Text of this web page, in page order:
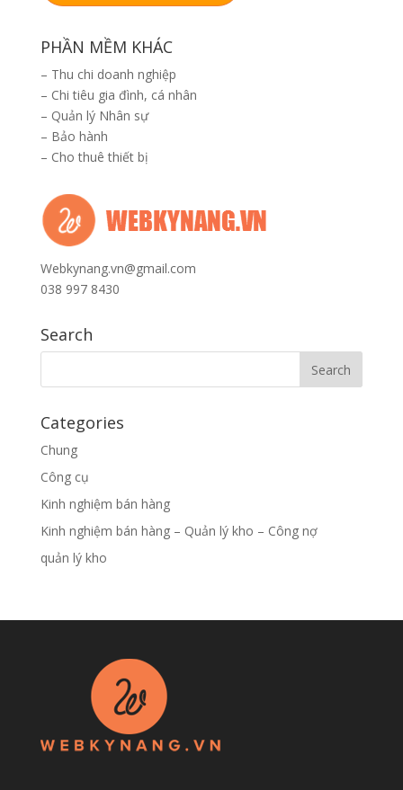
PHẦN MỀM KHÁC
– Thu chi doanh nghiệp
– Chi tiêu gia đình, cá nhân
– Quản lý Nhân sự
– Bảo hành
– Cho thuê thiết bị
Webkynang.vn@gmail.com
038 997 8430
Search
Categories
Chung
Công cụ
Kinh nghiệm bán hàng
Kinh nghiệm bán hàng – Quản lý kho – Công nợ
quản lý kho